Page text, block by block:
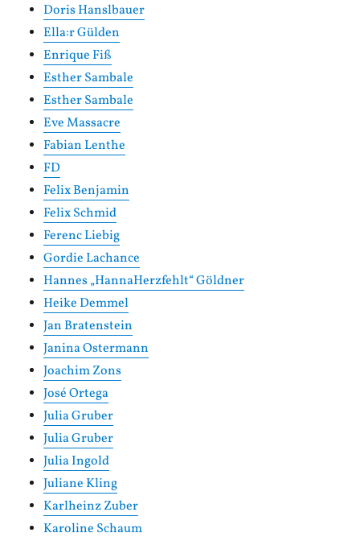
Doris Hanslbauer
Ella:r Gülden
Enrique Fiß
Esther Sambale
Esther Sambale
Eve Massacre
Fabian Lenthe
FD
Felix Benjamin
Felix Schmid
Ferenc Liebig
Gordie Lachance
Hannes „HannaHerzfehlt“ Göldner
Heike Demmel
Jan Bratenstein
Janina Ostermann
Joachim Zons
José Ortega
Julia Gruber
Julia Gruber
Julia Ingold
Juliane Kling
Karlheinz Zuber
Karoline Schaum